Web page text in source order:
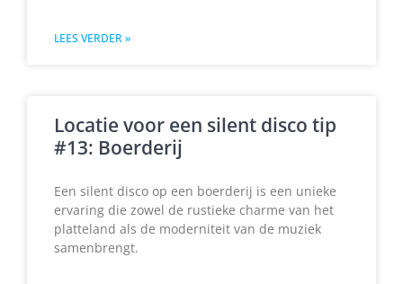
LEES VERDER »
Locatie voor een silent disco tip
#13: Boerderij
Een silent disco op een boerderij is een unieke
ervaring die zowel de rustieke charme van het
platteland als de moderniteit van de muziek
samenbrengt.